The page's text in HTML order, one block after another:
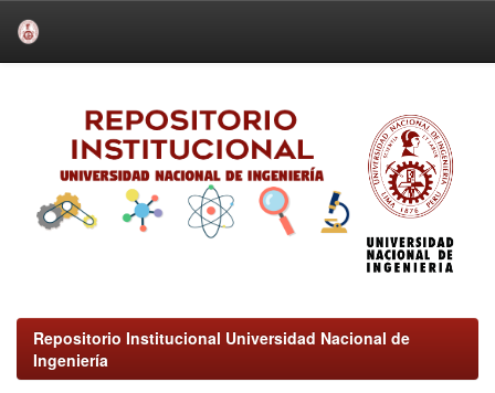
Repositorio Institucional Universidad Nacional de
Ingeniería